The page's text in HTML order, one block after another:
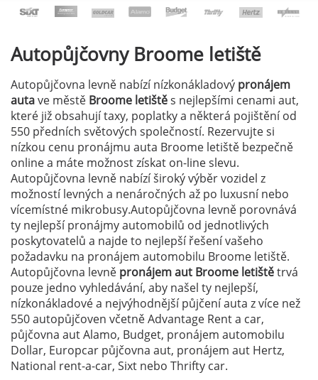
AutopůjčovnyBroome letiště
Autopůjčovna levně nabízí nízkonákladový pronájem
autave městě Broome letištěs nejlepšími cenami aut,
které již obsahují taxy, poplatky a některá pojištění od
550 předních světových společností. Rezervujte si
nízkou cenu pronájmu auta Broome letiště bezpečně
online a máte možnost získat on-line slevu.
Autopůjčovna levně nabízí široký výběr vozidel z
možností levných a nenáročných až po luxusní nebo
vícemístné mikrobusy.Autopůjčovna levně porovnává
ty nejlepší pronájmy automobilů od jednotlivých
poskytovatelů a najde to nejlepší řešení vašeho
požadavku na pronájem automobilu Broome letiště.
Autopůjčovna levně pronájem aut Broome letištětrvá
pouze jedno vyhledávání, aby našel ty nejlepší,
nízkonákladové a nejvýhodnější půjčení auta z více než
550 autopůjčoven včetně Advantage Rent a car,
půjčovna aut Alamo, Budget, pronájem automobilu
Dollar, Europcar půjčovna aut, pronájem aut Hertz,
National rent-a-car, Sixt nebo Thrifty car.